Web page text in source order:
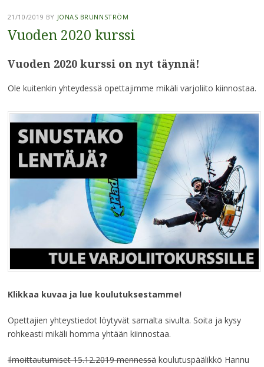
21/10/2019 BY JONAS BRUNNSTRÖM
Vuoden 2020 kurssi
Vuoden 2020 kurssi on nyt täynnä!
Ole kuitenkin yhteydessä opettajimme mikäli varjoliito kiinnostaa.
Klikkaa kuvaa ja lue koulutuksestamme!
Opettajien yhteystiedot löytyvät samalta sivulta. Soita ja kysy
rohkeasti mikäli homma yhtään kiinnostaa.
Ilmoittautumiset 15.12.2019 mennessäkoulutuspäälikkö Hannu